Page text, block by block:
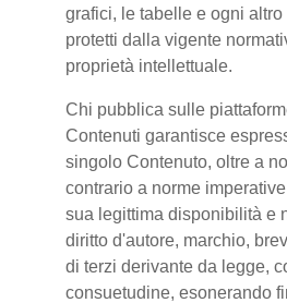
grafici, le tabelle e ogni
protetti dalla vigente
proprietà intellettuale.
Chi pubblica sulle
Contenuti garantisce
singolo Contenuto, oltre a
contrario a norme
sua legittima disponibilità e
diritto d'autore, marchio,
di terzi derivante da legge,
consuetudine, esonerando